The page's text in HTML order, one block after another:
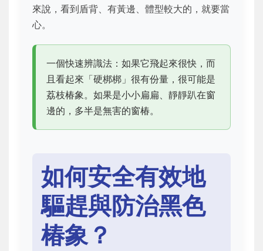
來說，看到盾背、有黃邊、體型較大的，就要當
心。
一個快速辨識法：如果它飛起來很快，而
且看起來「硬梆梆」很有份量，很可能是
荔枝椿象。如果是小小扁扁、靜靜趴在窗
邊的，多半是無害的窗椿。
如何安全有效地
驅趕與防治黑色
椿象？